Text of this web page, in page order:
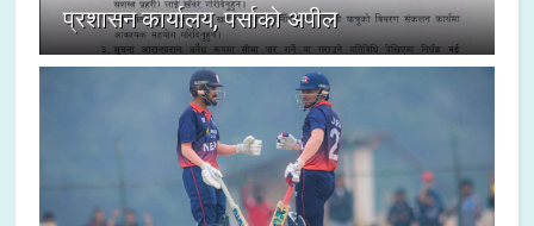
प्रशासन कार्यालय, पर्साको अपील